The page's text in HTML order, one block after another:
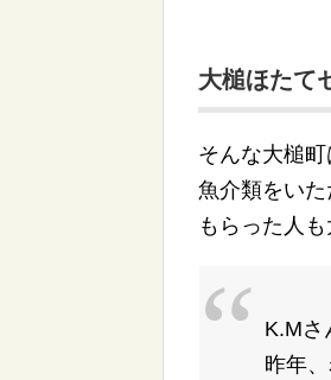
大槌ほたて
そんな大槌
魚介類をい
もらった人
K.Mさ
昨年